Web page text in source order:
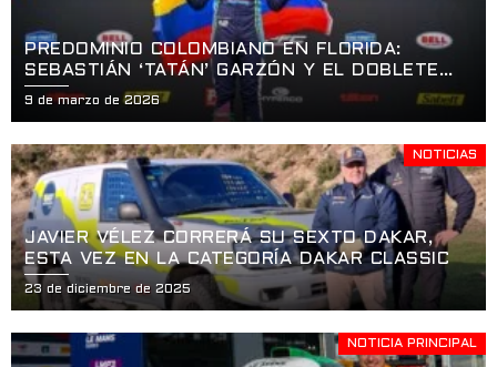
PREDOMINIO COLOMBIANO EN FLORIDA:
SEBASTIÁN ‘TATÁN’ GARZÓN Y EL DOBLETE
HISTÓRICO EN LA APERTURA DE LA USF2000
EN ST. PETERSBURG
9 de marzo de 2026
NOTICIAS
JAVIER VÉLEZ CORRERÁ SU SEXTO DAKAR,
ESTA VEZ EN LA CATEGORÍA DAKAR CLASSIC
23 de diciembre de 2025
NOTICIA PRINCIPAL